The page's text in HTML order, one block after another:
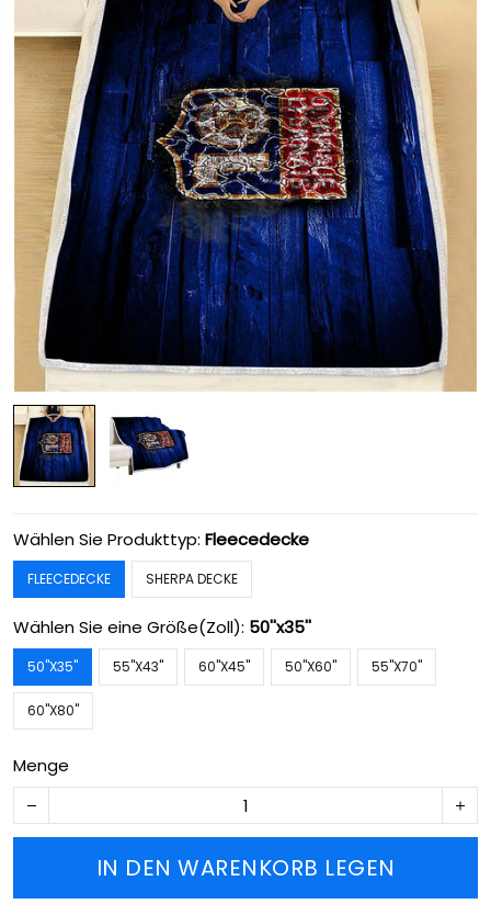
Wählen Sie Produkttyp: Fleecedecke
FLEECEDECKE SHERPA DECKE
Wählen Sie eine Größe(Zoll): 50''x35''
50''X35'' 55''X43'' 60''X45'' 50''X60'' 55''X70''
60''X80''
Menge
IN DEN WARENKORB LEGEN